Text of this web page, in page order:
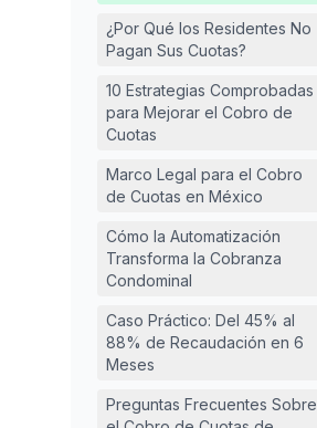
¿Por Qué los Residentes No
Pagan Sus Cuotas?
10 Estrategias Comprobadas
para Mejorar el Cobro de
Cuotas
Marco Legal para el Cobro
de Cuotas en México
Cómo la Automatización
Transforma la Cobranza
Condominal
Caso Práctico: Del 45% al
88% de Recaudación en 6
Meses
Preguntas Frecuentes Sobre